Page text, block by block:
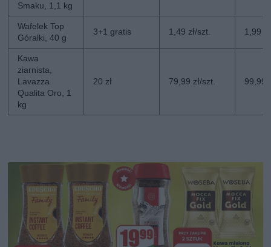
Smaku, 1,1 kg
Wafelek Top
Góralki, 40 g
3+1 gratis 1,49 zł/szt. 1,99
Kawa
ziarnista,
Lavazza
Qualita Oro, 1
kg
20 zł 79,99 zł/szt. 99,99